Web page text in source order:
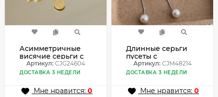
Асимметричные
висячие серьги с
контурами сердец
и жемчугом
Артикул: CJG24604
ДОСТАВКА 3 НЕДЕЛИ
Мне нравится: 0
Длинные серьги
пусеты с
жемчужными
цветами и цепями
Артикул:CJM48214
ДОСТАВКА 3 НЕДЕЛИ
Мне нравится: 0